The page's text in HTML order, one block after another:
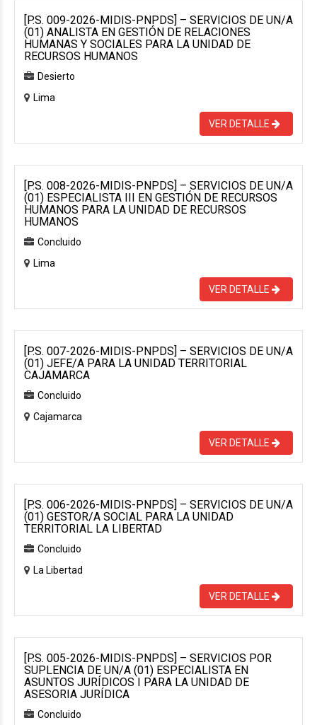
[P.S. 009-2026-MIDIS-PNPDS] – SERVICIOS DE UN/A
(01) ANALISTA EN GESTIÓN DE RELACIONES
HUMANAS Y SOCIALES PARA LA UNIDAD DE
RECURSOS HUMANOS
Desierto
Lima
VER DETALLE
[P.S. 008-2026-MIDIS-PNPDS] – SERVICIOS DE UN/A
(01) ESPECIALISTA III EN GESTIÓN DE RECURSOS
HUMANOS PARA LA UNIDAD DE RECURSOS
HUMANOS
Concluido
Lima
VER DETALLE
[P.S. 007-2026-MIDIS-PNPDS] – SERVICIOS DE UN/A
(01) JEFE/A PARA LA UNIDAD TERRITORIAL
CAJAMARCA
Concluido
Cajamarca
VER DETALLE
[P.S. 006-2026-MIDIS-PNPDS] – SERVICIOS DE UN/A
(01) GESTOR/A SOCIAL PARA LA UNIDAD
TERRITORIAL LA LIBERTAD
Concluido
La Libertad
VER DETALLE
[P.S. 005-2026-MIDIS-PNPDS] – SERVICIOS POR
SUPLENCIA DE UN/A (01) ESPECIALISTA EN
ASUNTOS JURÍDICOS I PARA LA UNIDAD DE
ASESORIA JURÍDICA
Concluido